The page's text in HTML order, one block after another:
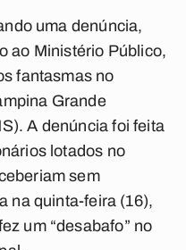
uma denúncia,
ao Ministério Público,
fantasmas no
Grande
A denúncia foi feita
lotados no
sem
na quinta-feira (16),
um “desabafo” no